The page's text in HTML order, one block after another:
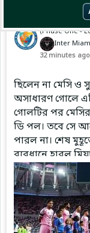
(Phase One -
Inter
32 minutes ago
ছিলেন না মেসি ও
অসাধারণ গোলে
গোলটির পর মেসির
ডি পল। তবে সে
পারল না। শেষ
ব্যবধানে হারল